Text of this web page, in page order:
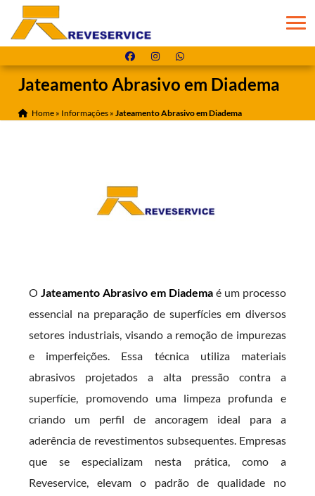
Jateamento Abrasivo em Diadema
Home » Informações »Jateamento Abrasivo em Diadema
OJateamento Abrasivo em Diademaé um processo
essencial na preparação de superfícies em diversos
setores industriais, visando a remoção de impurezas
e imperfeições. Essa técnica utiliza materiais
abrasivos projetados a alta pressão contra a
superfície, promovendo uma limpeza profunda e
criando um perfil de ancoragem ideal para a
aderência de revestimentos subsequentes. Empresas
que se especializam nesta prática, como a
Reveservice, elevam o padrão de qualidade no